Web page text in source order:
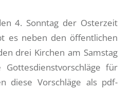
4. Sonntag der Osterzeit
es neben den öffentlichen
drei Kirchen am Samstag
für
diese Vorschläge als pdf-